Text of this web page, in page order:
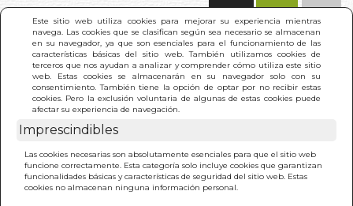
Este sitio web utiliza cookies para mejorar su experiencia mientras
navega. Las cookies que se clasifican según sea necesario se almacenan
en su navegador, ya que son esenciales para el funcionamiento de las
características básicas del sitio web. También utilizamos cookies de
terceros que nos ayudan a analizar y comprender cómo utiliza este sitio
web. Estas cookies se almacenarán en su navegador solo con su
consentimiento. También tiene la opción de optar por no recibir estas
cookies. Pero la exclusión voluntaria de algunas de estas cookies puede
afectar su experiencia de navegación.
Imprescindibles
Las cookies necesarias son absolutamente esenciales para que el sitio web
funcione correctamente. Esta categoría solo incluye cookies que garantizan
funcionalidades básicas y características de seguridad del sitio web. Estas
cookies no almacenan ninguna información personal.
INICIO > CIUDAD. ENSAYOS, LA